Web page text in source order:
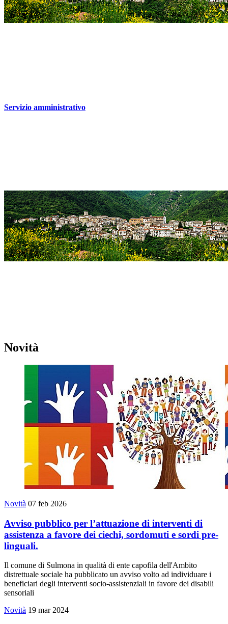
Servizio amministrativo
Novità
Novità 07 feb 2026
Avviso pubblico per l’attuazione di interventi di
assistenza a favore dei ciechi, sordomuti e sordi pre-
linguali.
Il comune di Sulmona in qualità di ente capofila dell'Ambito
distrettuale sociale ha pubblicato un avviso volto ad individuare i
beneficiari degli interventi socio-assistenziali in favore dei disabili
sensoriali
Novità 19 mar 2024